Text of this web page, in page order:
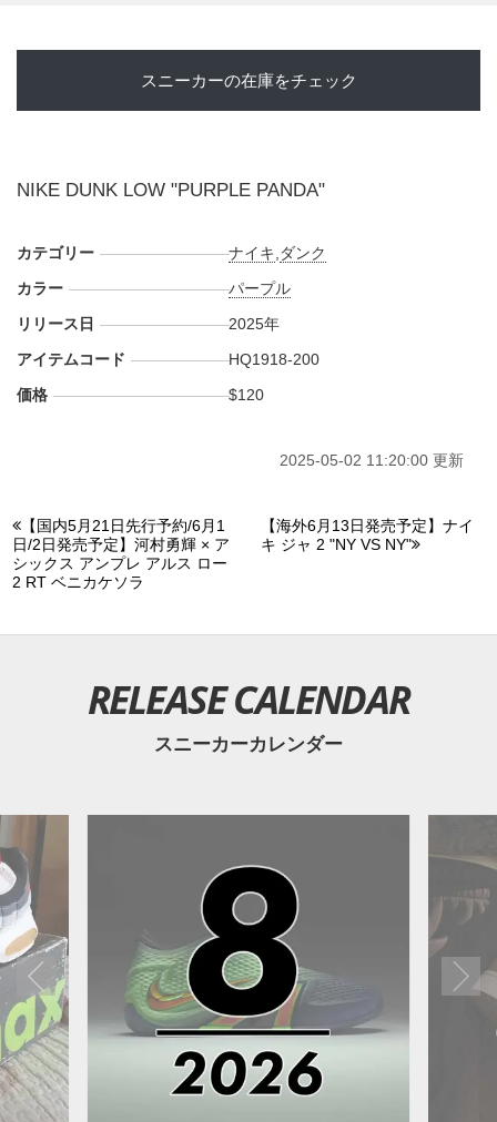
スニーカーの在庫をチェック
NIKE DUNK LOW "PURPLE PANDA"
カテゴリー ナイキ ダンク
カラー
パープル
リリース日
2025年
アイテムコード
HQ1918-200
価格
$120
2025-05-02 11:20:00 更新
【国内5月21日先行予約/6月1
日/2日発売予定】河村勇輝 × ア
シックス アンプレ アルス ロー
2 RT ベニカケソラ
【海外6月13日発売予定】ナイ
キ ジャ 2 "NY VS NY"
RELEASE CALENDAR
スニーカーカレンダー